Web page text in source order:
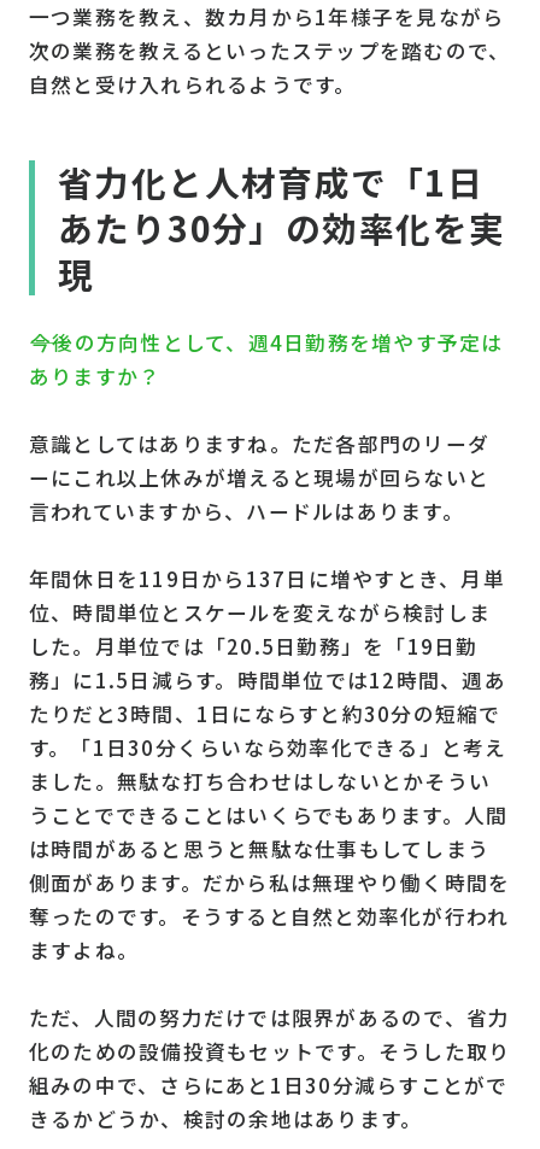
一つ業務を教え、数カ月から1年様子を見ながら
次の業務を教えるといったステップを踏むので、
自然と受け入れられるようです。
省力化と人材育成で「1日
あたり30分」の効率化を実
現
――今後の方向性として、週4日勤務を増やす予定は
ありますか？
意識としてはありますね。ただ各部門のリーダ
ーにこれ以上休みが増えると現場が回らないと
言われていますから、ハードルはあります。
年間休日を119日から137日に増やすとき、月単
位、時間単位とスケールを変えながら検討しま
した。月単位では「20.5日勤務」を「19日勤
務」に1.5日減らす。時間単位では12時間、週あ
たりだと3時間、1日にならすと約30分の短縮で
す。「1日30分くらいなら効率化できる」と考え
ました。無駄な打ち合わせはしないとかそうい
うことでできることはいくらでもあります。人間
は時間があると思うと無駄な仕事もしてしまう
側面があります。だから私は無理やり働く時間を
奪ったのです。そうすると自然と効率化が行われ
ますよね。
ただ、人間の努力だけでは限界があるので、省力
化のための設備投資もセットです。そうした取り
組みの中で、さらにあと1日30分減らすことがで
きるかどうか、検討の余地はあります。